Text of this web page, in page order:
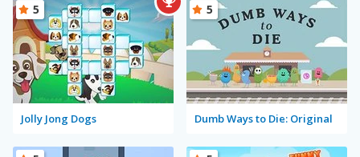
Jolly Jong Dogs
5
Dumb Ways to Die: Original
5